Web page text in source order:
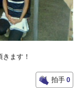
ます！
拍手0